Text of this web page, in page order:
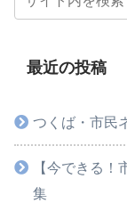
最近の投稿
つくば・市民
【今できる
集